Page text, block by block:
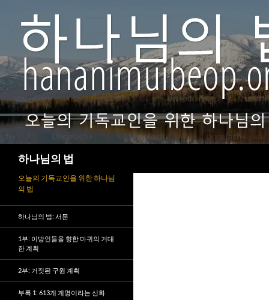
하나님의 법
오늘의 기독교인을 위한 하나님
의 법
하나님의 법: 서문
1부: 이방인들을 향한 마귀의 거대
한 계획
2부: 거짓된 구원 계획
부록 1: 613개 계명이라는 신화